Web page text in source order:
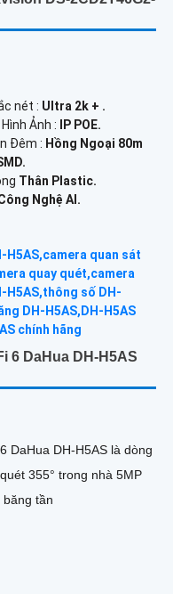
nét : Ultra 2k + .
Ảnh : IP POE.
Đêm : Hồng Ngoại 80m
Thân Plastic.
Nghệ AI.
6 DaHua DH-H5AS
DaHua DH-H5AS là dòng
355° trong nhà 5MP
tần